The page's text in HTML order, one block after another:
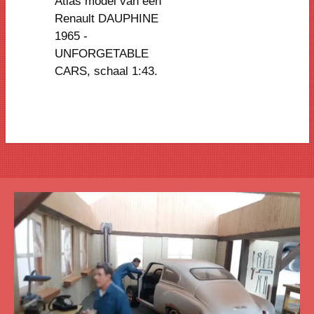
Renault DAUPHINE
1965 -
UNFORGETABLE
CARS, schaal 1:43.